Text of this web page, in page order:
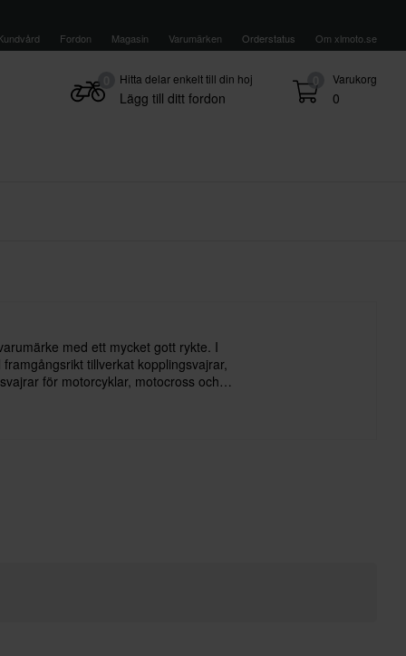
Fordon Magasin Varumärken Orderstatus Om xlmoto.se
0 Varukorg
0
Hitta delar enkelt till din hoj
Lägg till ditt fordon
med ett mycket gott rykte. I
tillverkat kopplingsvajrar,
för motorcyklar, motocross och